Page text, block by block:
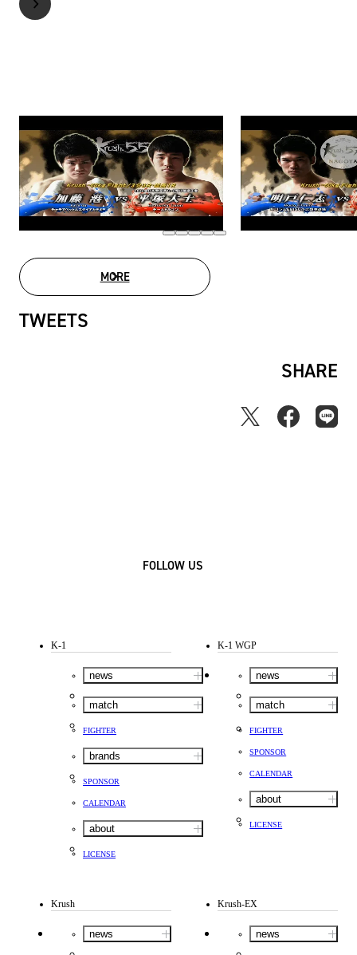
MOREMOVIE LIST
TWEETS
SHARE
FOLLOW US
K-1
news
match
FIGHTER
brands
SPONSOR
CALENDAR
about
LICENSE
K-1 WGP
news
match
FIGHTER
SPONSOR
CALENDAR
about
LICENSE
Krush
news
Krush-EX
news